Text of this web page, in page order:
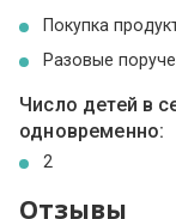
Покупка
Разовые
Число детей в
одновременно:
2
Отзывы